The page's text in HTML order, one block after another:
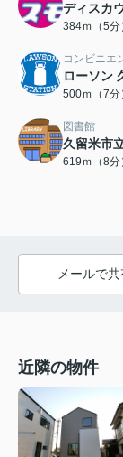
ディスカ
384ｍ（5分
コンビニエ
ローソン
500ｍ（7分
図書館
久留米市
619ｍ（8分
メールで
近隣の物件